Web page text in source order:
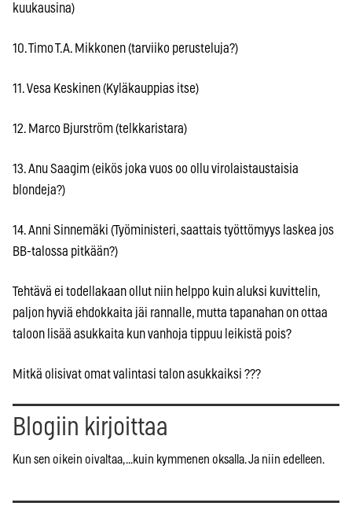
kuukausina)
10. Timo T.A. Mikkonen (tarviiko perusteluja?)
11. Vesa Keskinen (Kyläkauppias itse)
12. Marco Bjurström (telkkaristara)
13. Anu Saagim (eikös joka vuos oo ollu virolaistaustaisia
blondeja?)
14. Anni Sinnemäki (Työministeri, saattais työttömyys laskea jos
BB-talossa pitkään?)
Tehtävä ei todellakaan ollut niin helppo kuin aluksi kuvittelin,
paljon hyviä ehdokkaita jäi rannalle, mutta tapanahan on ottaa
taloon lisää asukkaita kun vanhoja tippuu leikistä pois?
Mitkä olisivat omat valintasi talon asukkaiksi ???
Blogiin kirjoittaa
Kun sen oikein oivaltaa, ...kuin kymmenen oksalla. Ja niin edelleen.